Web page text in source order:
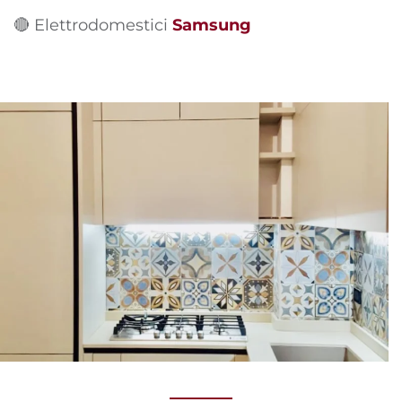
🔴 Elettrodomestici Samsung